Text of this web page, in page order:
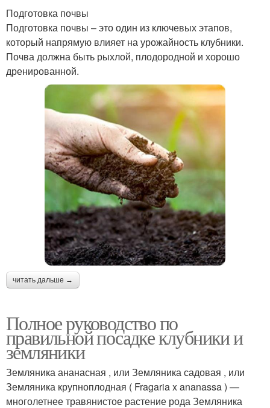
Подготовка почвы
Подготовка почвы – это один из ключевых этапов,
который напрямую влияет на урожайность клубники.
Почва должна быть рыхлой, плодородной и хорошо
дренированной.
читать дальше →
Полное руководство по
правильной посадке клубники и
земляники
Земляника ананасная , или Земляника садовая , или
Земляника крупноплодная ( Fragaria x ananassa ) —
многолетнее травянистое растение рода Земляника